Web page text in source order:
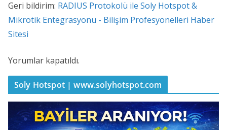
Geri bildirim: RADIUS Protokolü ile Soly Hotspot &
Mikrotik Entegrasyonu - Bilişim Profesyonelleri Haber
Sitesi
Yorumlar kapatıldı.
Soly Hotspot | www.solyhotspot.com